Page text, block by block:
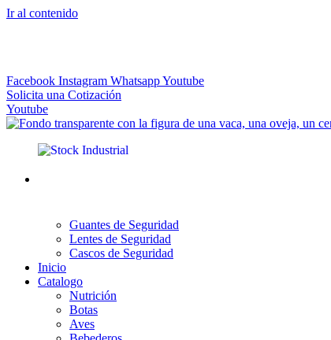
Ir al contenido
Facebook Instagram WhatsappYoutube
Solicita una Cotización
Youtube
Guantes de Seguridad
Lentes de Seguridad
Cascos de Seguridad
Inicio
Catalogo
Nutrición
Botas
Aves